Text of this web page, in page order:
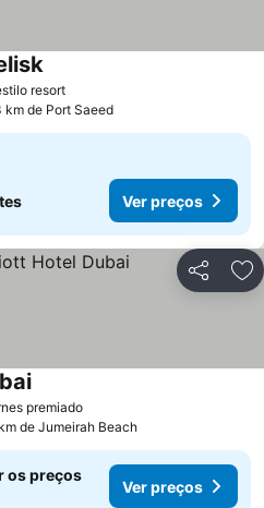
resort
km de Port Saeed
Ver preços
Partilhar
premiado
de Jumeirah Beach
os preços
Ver preços